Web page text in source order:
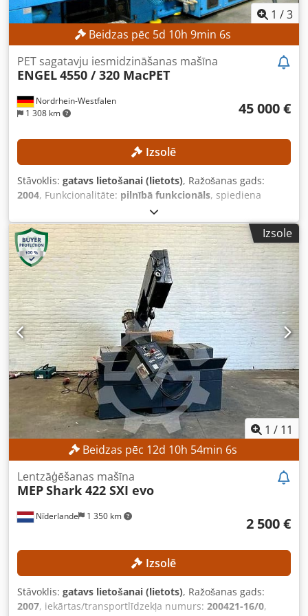
1 /3
Beidzas pēc 5d 10h 9min 4s
Nordrhein-Westfalen
1 308 km
PET sagatavju iesmidzināšanas mašīna
ENGEL4550 / 320 MacPET
45 000 €
Izsolē
Stāvoklis: gatavs lietošanai (lietots), Ražošanas gads:
2004, Funkcionalitāte: pilnībā funkcionāls, spiediena
, iesmidzināšanas svars:
konveijera diametrs:130 mm, ražošanas jauda:17 000
vienība/h, TEHNISKIE RAKSTURLĀKUMI Noslēgšanas spēks:
320 t Injekcijas svars: 6935 g Skrūves diametrs: 130 mm
Jauda: 17 000 priekšformas/h IERĪCES RAKSTURLĀKUMI
Izmēri: 72 vietas, 4 līmeņi APRĪKOJUMS Izņemšanas
komplekts Konveijera lente LT/h 1825 TPS robots TRT-M4-
72-E Var izvēlēties kādu no šīm divām veidnēm: 1. variants:
MHT veidne ar 72 vietām, paredzēta 30,8 g PCO 1810 vai
1881 (īsa, 28 mm kakliņa gredzens, 1,5 litru pudeles)
2. variants: 72 serdeņu komplekti, paredzēti 27,8 g PCO
1810 vai 1881 (īsa, 28 mm kakliņa gredzens, 1,0 litru
pudeles) Codezmxdlspfx Aqxjrf Piezīme: papildus iekārtai,
lai sāktu ražošanu, būs nepieciešams tikai žāvētājs un
dzesēšanas iekārta.
Izsole
1 / 11
Beidzas pēc 12d 10h 54min 4s
Nīderlande 1 350 km
Lentzāģēšanas mašīna
MEPShark 422 SXI evo
2 500 €
Izsolē
Stāvoklis: gatavs lietošanai (lietots), Ražošanas gads:
2007, iekārtas/transportlīdzekļa numurs: 200421-16/0,